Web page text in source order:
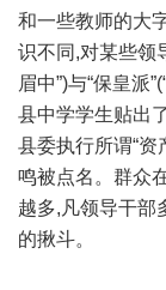
和一些教师的大
识不同,对某些领
眉中”)与“保皇派
县中学学生贴出
县委执行所谓“资
鸣被点名。群众
越多,凡领导干部
的揪斗。